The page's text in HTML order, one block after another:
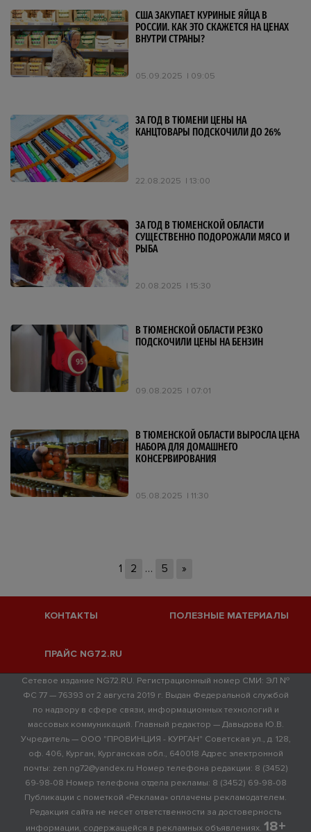
США ЗАКУПАЕТ КУРИНЫЕ ЯЙЦА В
РОССИИ. КАК ЭТО СКАЖЕТСЯ НА ЦЕНАХ
ВНУТРИ СТРАНЫ?
05.09.2025 09:05
ЗА ГОД В ТЮМЕНИ ЦЕНЫ НА
КАНЦТОВАРЫ ПОДСКОЧИЛИ ДО 26%
22.08.2025 13:00
ЗА ГОД В ТЮМЕНСКОЙ ОБЛАСТИ
СУЩЕСТВЕННО ПОДОРОЖАЛИ МЯСО И
РЫБА
20.08.2025 15:30
В ТЮМЕНСКОЙ ОБЛАСТИ РЕЗКО
ПОДСКОЧИЛИ ЦЕНЫ НА БЕНЗИН
09.08.2025 07:01
В ТЮМЕНСКОЙ ОБЛАСТИ ВЫРОСЛА ЦЕНА
НАБОРА ДЛЯ ДОМАШНЕГО
КОНСЕРВИРОВАНИЯ
05.08.2025 11:30
1 2 … 5 »
КОНТАКТЫ ПОЛЕЗНЫЕ МАТЕРИАЛЫ
ПРАЙС NG72.RU
Сетевое издание NG72.RU. Регистрационный номер СМИ: ЭЛ №
ФС 77 — 76393 от 2 августа 2019 г. Выдан Федеральной службой
по надзору в сфере связи, информационных технологий и
массовых коммуникаций. Главный редактор — Давыдова Ю.В.
Учредитель — ООО "ПРОВИНЦИЯ - КУРГАН" Советская ул., д. 128,
оф. 406, Курган, Курганская обл., 640018 Адрес электронной
почты: zen.ng72@yandex.ru Номер телефона редакции: 8 (3452)
69-98-08 Номер телефона отдела рекламы: 8 (3452) 69-98-08
Публикации с пометкой «Реклама» оплачены рекламодателем.
Редакция сайта не несет ответственности за достоверность
информации, содержащейся в рекламных объявлениях. 18+